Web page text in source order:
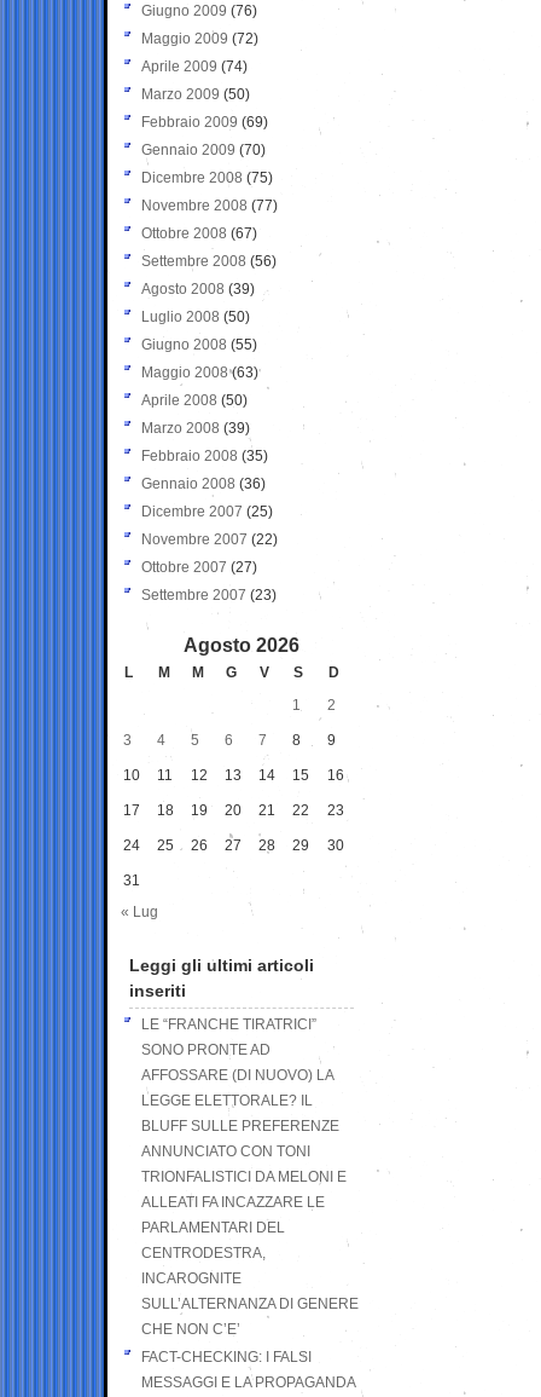
Giugno 2009 (76)
Maggio 2009 (72)
Aprile 2009 (74)
Marzo 2009 (50)
Febbraio 2009 (69)
Gennaio 2009 (70)
Dicembre 2008 (75)
Novembre 2008 (77)
Ottobre 2008 (67)
Settembre 2008 (56)
Agosto 2008 (39)
Luglio 2008 (50)
Giugno 2008 (55)
Maggio 2008(63)
Aprile 2008 (50)
Marzo 2008 (39)
Febbraio 2008 (35)
Gennaio 2008 (36)
Dicembre 2007 (25)
Novembre 2007 (22)
Ottobre 2007 (27)
Settembre 2007 (23)
Agosto 2026
L M M G V S
D
1
2
3 4 5 6 7 8 9
10 11 12 13 14 15 16
17 18 19 20 21 22 23
24 25 26 27 28 29 30
31
« Lug
Leggi gli ultimi articoli
inseriti
LE “FRANCHE TIRATRICI”
SONO PRONTE AD
AFFOSSARE (DI NUOVO) LA
LEGGE ELETTORALE? IL
BLUFF SULLE PREFERENZE
ANNUNCIATO CON TONI
TRIONFALISTICI DA MELONI E
ALLEATI FA INCAZZARE LE
PARLAMENTARI DEL
CENTRODESTRA,
INCAROGNITE
SULL’ALTERNANZA DI GENERE
CHE NON C’E’
FACT-CHECKING: I FALSI
MESSAGGI E LA PROPAGANDA